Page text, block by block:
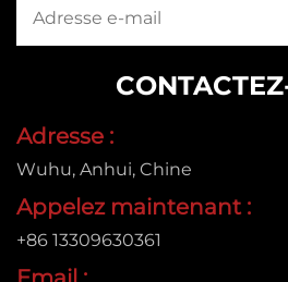
Adresse :
Wuhu, Anhui, Chine
Appelez maintenant :
+86 13309630361